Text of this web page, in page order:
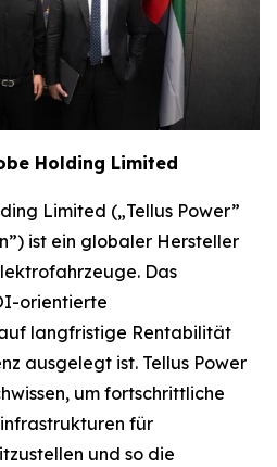
Holding Limited
Limited („Tellus Power”
ist ein globaler Hersteller
Das
orientierte
langfristige Rentabilität
ausgelegt ist. Tellus Power
um fortschrittliche
für
und so die